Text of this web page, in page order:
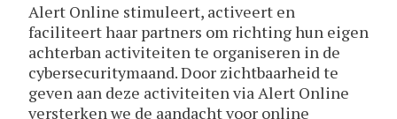
Alert Online stimuleert, activeert en
faciliteert haar partners om richting hun eigen
achterban activiteiten te organiseren in de
cybersecuritymaand. Door zichtbaarheid te
geven aan deze activiteiten via Alert Online
versterken we de aandacht voor online